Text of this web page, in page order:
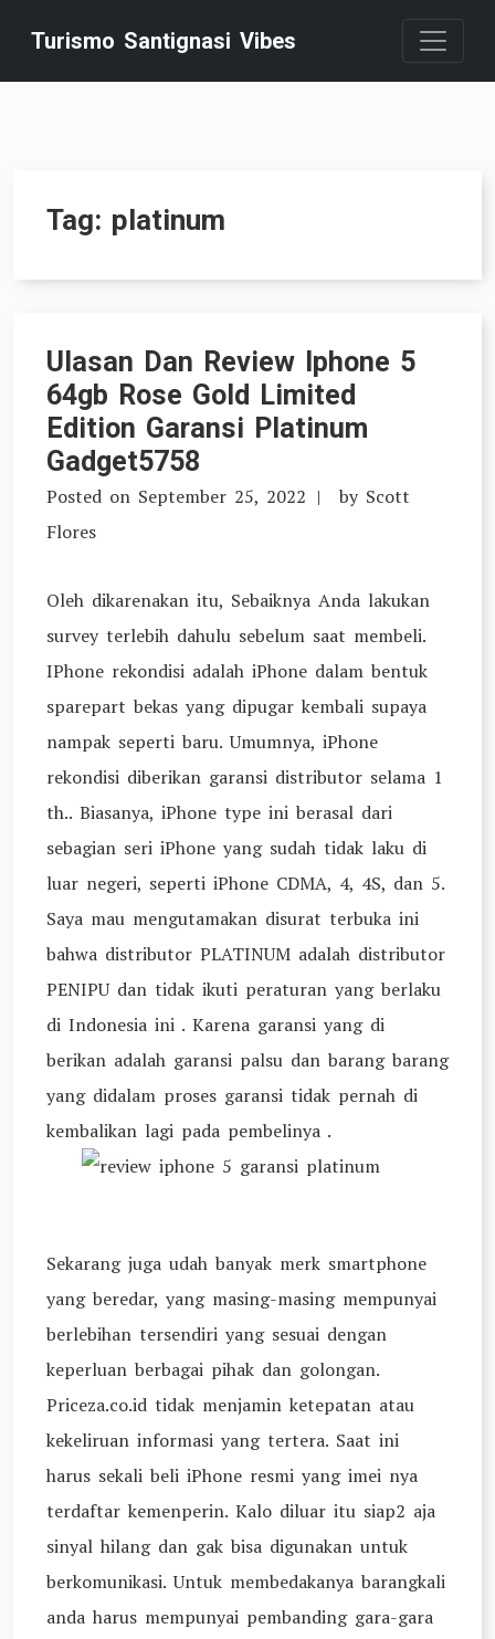
content
Turismo Santignasi Vibes
Tag: platinum
Ulasan Dan Review Iphone 5
64gb Rose Gold Limited
Edition Garansi Platinum
Gadget5758
Posted on September 25, 2022 by Scott
Flores
Oleh dikarenakan itu, Sebaiknya Anda lakukan
survey terlebih dahulu sebelum saat membeli.
IPhone rekondisi adalah iPhone dalam bentuk
sparepart bekas yang dipugar kembali supaya
nampak seperti baru. Umumnya, iPhone
rekondisi diberikan garansi distributor selama 1
th.. Biasanya, iPhone type ini berasal dari
sebagian seri iPhone yang sudah tidak laku di
luar negeri, seperti iPhone CDMA, 4, 4S, dan 5.
Saya mau mengutamakan disurat terbuka ini
bahwa distributor PLATINUM adalah distributor
PENIPU dan tidak ikuti peraturan yang berlaku
di Indonesia ini . Karena garansi yang di
berikan adalah garansi palsu dan barang barang
yang didalam proses garansi tidak pernah di
kembalikan lagi pada pembelinya .
Sekarang juga udah banyak merk smartphone
yang beredar, yang masing-masing mempunyai
berlebihan tersendiri yang sesuai dengan
keperluan berbagai pihak dan golongan.
Priceza.co.id tidak menjamin ketepatan atau
kekeliruan informasi yang tertera. Saat ini
harus sekali beli iPhone resmi yang imei nya
terdaftar kemenperin. Kalo diluar itu siap2 aja
sinyal hilang dan gak bisa digunakan untuk
berkomunikasi. Untuk membedakanya barangkali
anda harus mempunyai pembanding gara-gara